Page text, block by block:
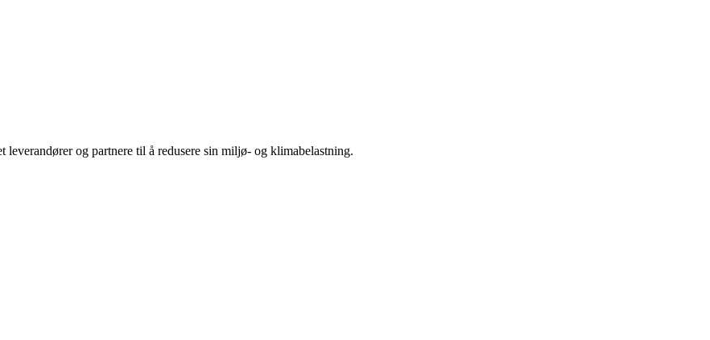
og partnere til å redusere sin miljø- og klimabelastning.